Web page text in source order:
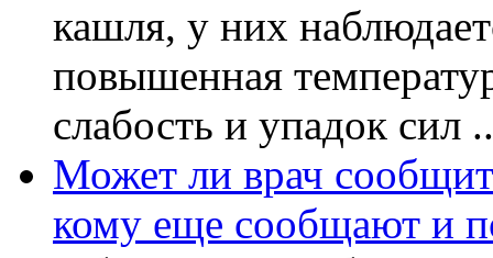
кашля, у них
повышенная
слабость и упадок сил
Может ли врач
кому еще сообщают и